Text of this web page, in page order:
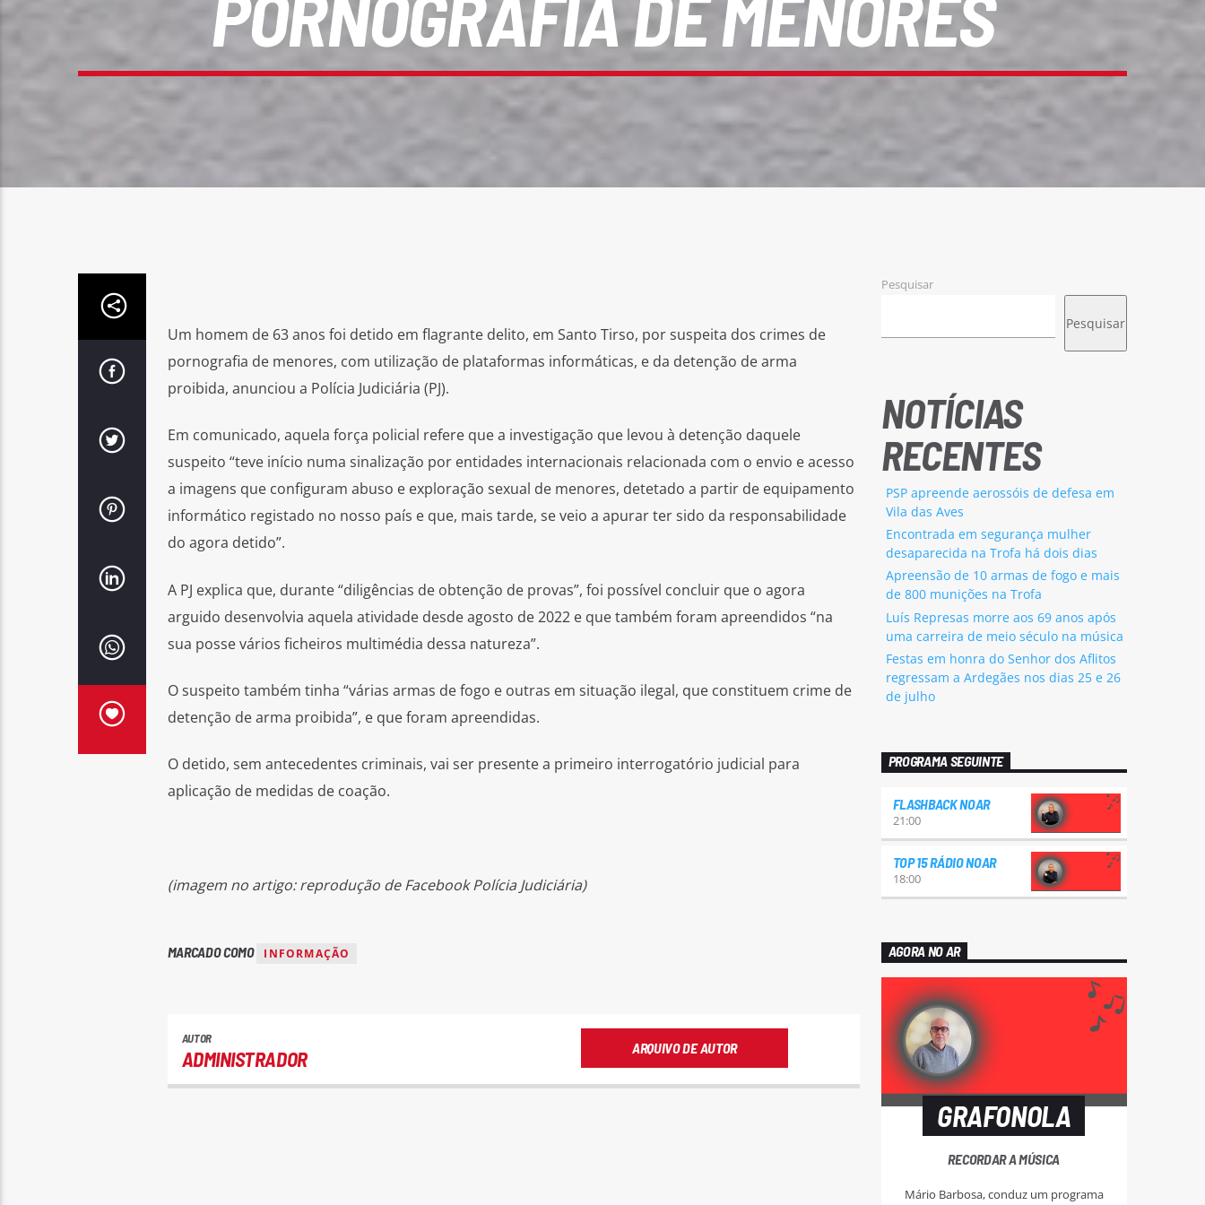
Um homem de 63 anos foi detido em flagrante delito, em Santo Tirso, por suspeita dos crimes de
pornografia de menores, com utilização de plataformas informáticas, e da detenção de arma
proibida, anunciou a Polícia Judiciária (PJ).
Em comunicado, aquela força policial refere que a investigação que levou à detenção daquele
suspeito “teve início numa sinalização por entidades internacionais relacionada com o envio e acesso
a imagens que configuram abuso e exploração sexual de menores, detetado a partir de equipamento
informático registado no nosso país e que, mais tarde, se veio a apurar ter sido da responsabilidade
do agora detido”.
A PJ explica que, durante “diligências de obtenção de provas”, foi possível concluir que o agora
arguido desenvolvia aquela atividade desde agosto de 2022 e que também foram apreendidos “na
sua posse vários ficheiros multimédia dessa natureza”.
O suspeito também tinha “várias armas de fogo e outras em situação ilegal, que constituem crime de
detenção de arma proibida”, e que foram apreendidas.
O detido, sem antecedentes criminais, vai ser presente a primeiro interrogatório judicial para
aplicação de medidas de coação.
(imagem no artigo: reprodução de Facebook Polícia Judiciária)
MARCADO COMO INFORMAÇÃO
AUTOR
ADMINISTRADOR ARQUIVO DE AUTOR
Pesquisar
Pesquisar
NOTÍCIAS
RECENTES
PSP apreende aerossóis de defesa em
Vila das Aves
Encontrada em segurança mulher
desaparecida na Trofa há dois dias
Apreensão de 10 armas de fogo e mais
de 800 munições na Trofa
Luís Represas morre aos 69 anos após
uma carreira de meio século na música
Festas em honra do Senhor dos Aflitos
regressam a Ardegães nos dias 25 e 26
de julho
PROGRAMA SEGUINTE
FLASHBACK NOAR
21:00
TOP 15 RÁDIO NOAR
18:00
AGORA NO AR
GRAFONOLA
RECORDAR A MÚSICA
Mário Barbosa, conduz um programa